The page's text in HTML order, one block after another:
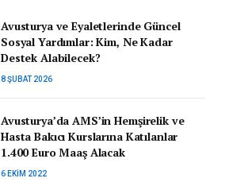
Avusturya ve Eyaletlerinde Güncel
Sosyal Yardımlar: Kim, Ne Kadar
Destek Alabilecek?
8 ŞUBAT 2026
Avusturya’da AMS’in Hemşirelik ve
Hasta Bakıcı Kurslarına Katılanlar
1.400 Euro Maaş Alacak
6 EKIM 2022